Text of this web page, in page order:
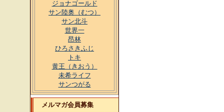
ジョナゴールド
サン陸奥（むつ）
サン北斗
世界一
昂林
ひろさきふじ
トキ
黄王（きおう）
未希ライフ
サンつがる
メルマガ会員募集